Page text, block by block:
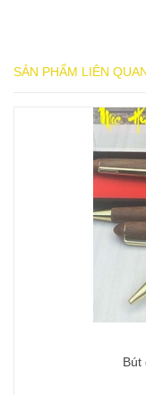
SẢN PHẨM LIÊN
Bút